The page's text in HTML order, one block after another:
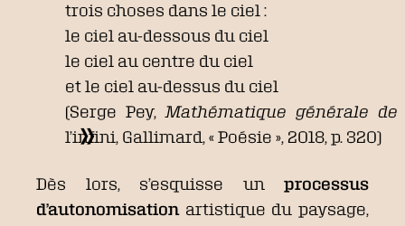
trois choses dans le ciel :
le ciel au-dessous du ciel
le ciel au centre du ciel
et le ciel au-dessus du ciel
(Serge Pey, Mathématique générale de
l’infini, Gallimard, « Poésie », 2018, p. 320)
Dès lors, s’esquisse un processus
d’autonomisationartistique du paysage,